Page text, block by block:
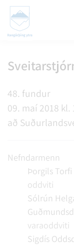
48. fundur
09. maí 2018 kl.
að
Nefndarmenn
Þorgils
oddviti
Sólrún
varaoddviti
Sigdís
Leita á vef